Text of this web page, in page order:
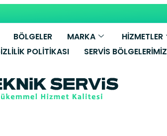
BÖLGELER MARKA HİZMETLER
POLITIKASI SERVIS BÖLGELERIMIZ